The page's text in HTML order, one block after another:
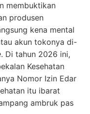
membuktikan
produsen
kena mental
akun tokonya di-
. Di tahun 2026 ini,
Kesehatan
Nomor Izin Edar
itu ibarat
ambruk pas